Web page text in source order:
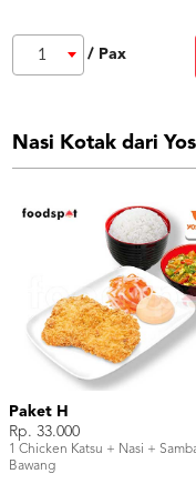
1 / Pax
Nasi Kotak dari
Paket H
Rp. 33.000
1 Chicken Katsu + Nasi +
Bawang